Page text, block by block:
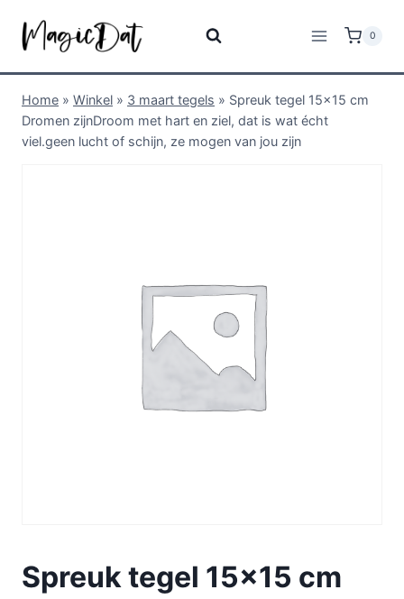
0
Home » Winkel » 3 maart tegels » Spreuk tegel 15×15 cm
Dromen zijnDroom met hart en ziel, dat is wat écht
viel.geen lucht of schijn, ze mogen van jou zijn
Spreuk tegel 15×15 cm